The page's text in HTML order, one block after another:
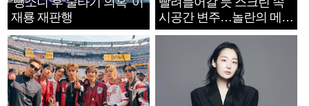
재룡 재판행
시공간 변주…놀란의 메시
지는 ‘전쟁 속죄’